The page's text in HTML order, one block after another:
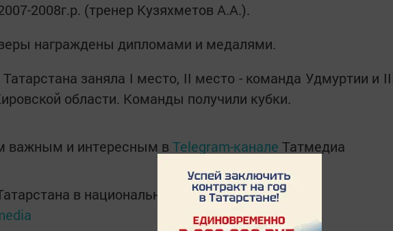
2008г.р. (тренер Кузяхметов А.А.).
награждены дипломами и медалями.
заняла I место, II место - команда Удмуртии и
области. Команды получили кубки.
важным и интересным в Telegram-канале Татмедиа
в национальном мессенджере MАХ: